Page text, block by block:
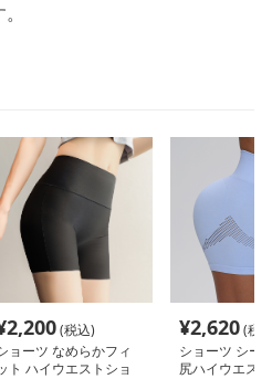
2,200(税込)
ョーツ なめらかフィ
ト ハイウエストショ
¥2,620(税
ショーツ シー
尻ハイウエス